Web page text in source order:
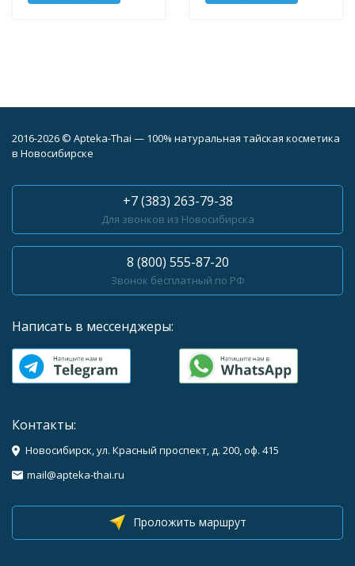
2016-2026 © Apteka-Thai — 100% натуральная тайская косметика
в Новосибирске
+7 (383) 263-79-38
Для звонков из Новосибирска
8 (800) 555-87-20
Звонок бесплатный по РФ
Написать в мессенджеры:
Контакты:
Новосибирск, ул. Красный проспект, д. 200, оф. 415
mail@apteka-thai.ru
Проложить маршрут